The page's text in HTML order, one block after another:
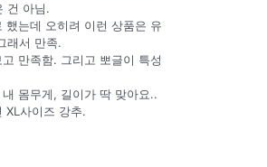
건 아님.
했는데 오히려 이런 상품은 유
래서 만족.
만족함. 그리고 뽀글이 특성
몸무게, 길이가 딱 맞아요..
XL사이즈 강추.